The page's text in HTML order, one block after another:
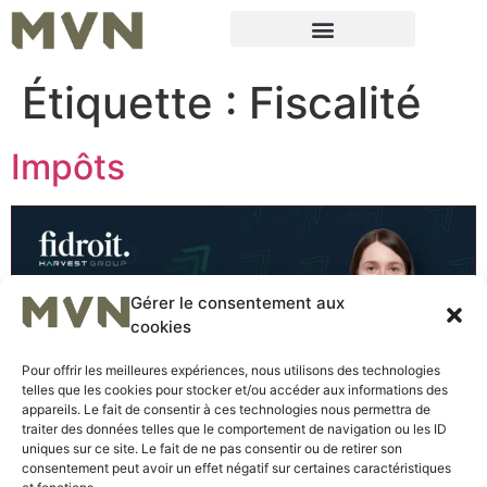
Gérer le consentement aux
cookies
Pour offrir les meilleures expériences, nous utilisons des technologies
telles que les cookies pour stocker et/ou accéder aux informations des
appareils. Le fait de consentir à ces technologies nous permettra de
traiter des données telles que le comportement de navigation ou les ID
uniques sur ce site. Le fait de ne pas consentir ou de retirer son
consentement peut avoir un effet négatif sur certaines caractéristiques
Étiquette : Fiscalité
Impôts
Comment fonctionne le prélèvement à la source et